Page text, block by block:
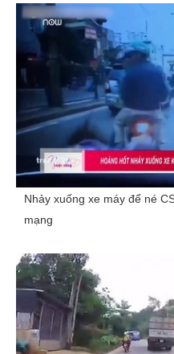
Nhảy xuống xe máy để né
mạng